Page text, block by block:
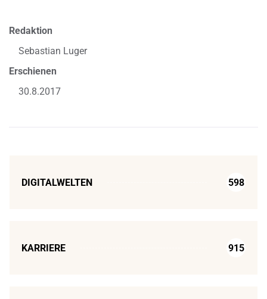
Redaktion
Sebastian Luger
Erschienen
30.8.2017
DIGITALWELTEN 598
KARRIERE 915